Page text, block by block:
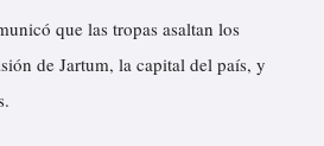
que las tropas asaltan los
de Jartum, la capital del país, y